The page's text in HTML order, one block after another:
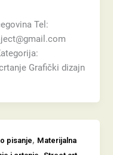
Tel:
Grafički dizajn
pisanje, Materijalna